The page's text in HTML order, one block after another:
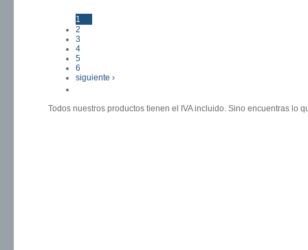
Páginas
1
2
3
4
5
6
siguiente ›
Todos nuestros productos tienen el IVA incluido. Sino encuentras lo